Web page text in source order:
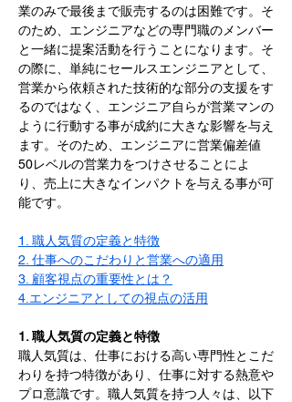
業のみで最後まで販売するのは困難です。そ
のため、エンジニアなどの専門職のメンバー
と一緒に提案活動を行うことになります。そ
の際に、単純にセールスエンジニアとして、
営業から依頼された技術的な部分の支援をす
るのではなく、エンジニア自らが営業マンの
ように行動する事が成約に大きな影響を与え
ます。そのため、エンジニアに営業偏差値
50レベルの営業力をつけさせることによ
り、売上に大きなインパクトを与える事が可
能です。
1. 職人気質の定義と特徴
2. 仕事へのこだわりと営業への適用
3. 顧客視点の重要性とは？
4.エンジニアとしての視点の活用
1. 職人気質の定義と特徴
職人気質は、仕事における高い専門性とこだ
わりを持つ特徴があり、仕事に対する熱意や
プロ意識です。職人気質を持つ人々は、以下